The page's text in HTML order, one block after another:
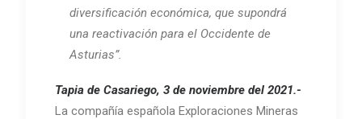
diversificación económica, que supondrá
una reactivación para el Occidente de
Asturias”.
Tapia de Casariego, 3 de noviembre del 2021.-
La compañía española Exploraciones Mineras